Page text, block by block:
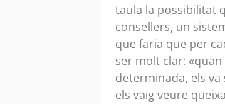
taula la possibilitat
consellers, un
que faria que per
ser molt clar:
determinada, els
els vaig veure